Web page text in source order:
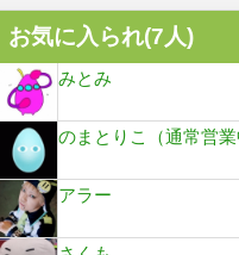
お気に入られ(7人)
みとみ
のまとりこ（通常営業
アラー